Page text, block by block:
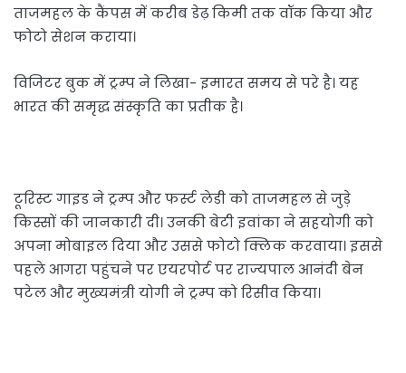
ताजमहल के कैंपस में करीब डेढ़ किमी तक वॉक किया और
फोटो सेशन कराया।
विजिटर बुक में ट्रम्प ने लिखा- इमारत समय से परे है। यह
भारत की समृद्ध संस्कृति का प्रतीक है।
टूरिस्ट गाइड ने ट्रम्प और फर्स्ट लेडी को ताजमहल से जुड़े
किस्सों की जानकारी दी। उनकी बेटी इवांका ने सहयोगी को
अपना मोबाइल दिया और उससे फोटो क्लिक करवाया। इससे
पहले आगरा पहुंचने पर एयरपोर्ट पर राज्यपाल आनंदी बेन
पटेल और मुख्यमंत्री योगी ने ट्रम्प को रिसीव किया।